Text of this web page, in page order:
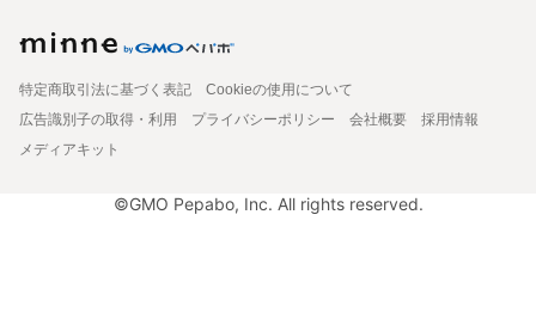
特定商取引法に基づく表記
Cookieの使用について
広告識別子の取得・利用
プライバシーポリシー 会社概要
採用情報
メディアキット
©GMO Pepabo, Inc. All rights reserved.